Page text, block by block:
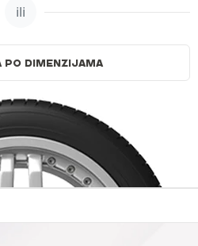
ili
PO DIMENZIJAMA